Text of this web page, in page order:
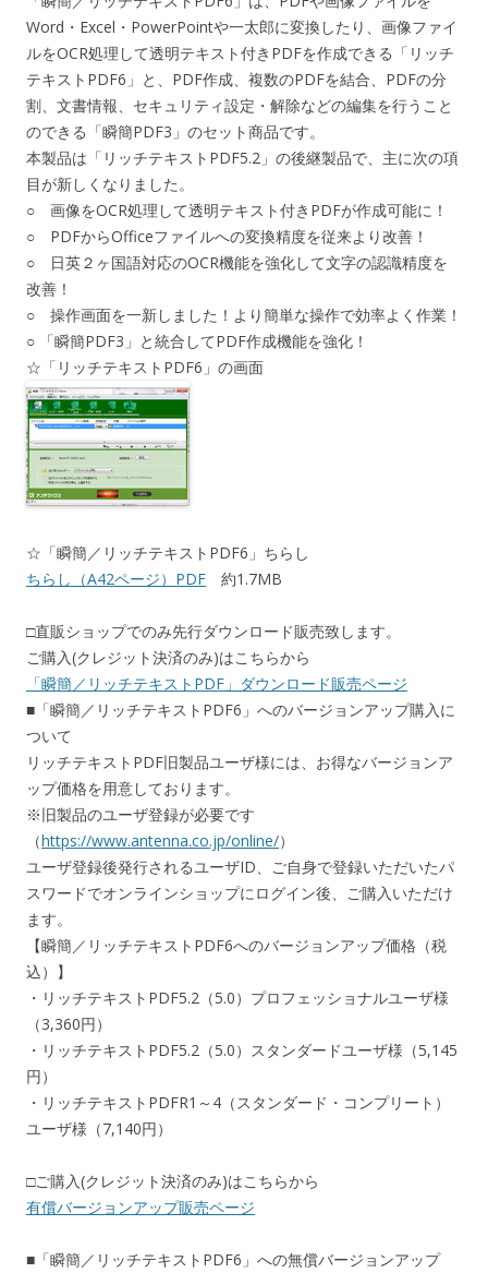
Word・Excel・PowerPointや一太郎に変換したり、画像ファイ
ルをOCR処理して透明テキスト付きPDFを作成できる「リッチ
テキストPDF6」と、PDF作成、複数のPDFを結合、PDFの分
割、文書情報、セキュリティ設定・解除などの編集を行うこと
のできる「瞬簡PDF3」のセット商品です。
本製品は「リッチテキストPDF5.2」の後継製品で、主に次の項
目が新しくなりました。
○ 画像をOCR処理して透明テキスト付きPDFが作成可能に！
○ PDFからOfficeファイルへの変換精度を従来より改善！
○ 日英２ヶ国語対応のOCR機能を強化して文字の認識精度を
改善！
○ 操作画面を一新しました！より簡単な操作で効率よく作業！
○ 「瞬簡PDF3」と統合してPDF作成機能を強化！
☆「リッチテキストPDF6」の画面
☆「瞬簡／リッチテキストPDF6」ちらし
ちらし（A42ページ）PDF 約1.7MB
□直販ショップでのみ先行ダウンロード販売致します。
ご購入(クレジット決済のみ)はこちらから
「瞬簡／リッチテキストPDF」ダウンロード販売ページ
■「瞬簡／リッチテキストPDF6」へのバージョンアップ購入に
ついて
リッチテキストPDF旧製品ユーザ様には、お得なバージョンア
ップ価格を用意しております。
※旧製品のユーザ登録が必要です
（https://www.antenna.co.jp/online/）
ユーザ登録後発行されるユーザID、ご自身で登録いただいたパ
スワードでオンラインショップにログイン後、ご購入いただけ
ます。
【瞬簡／リッチテキストPDF6へのバージョンアップ価格（税
込）】
・リッチテキストPDF5.2（5.0）プロフェッショナルユーザ様
（3,360円）
・リッチテキストPDF5.2（5.0）スタンダードユーザ様（5,145
円）
・リッチテキストPDFR1～4（スタンダード・コンプリート）
ユーザ様（7,140円）
□ご購入(クレジット決済のみ)はこちらから
有償バージョンアップ販売ページ
■「瞬簡／リッチテキストPDF6」への無償バージョンアップ